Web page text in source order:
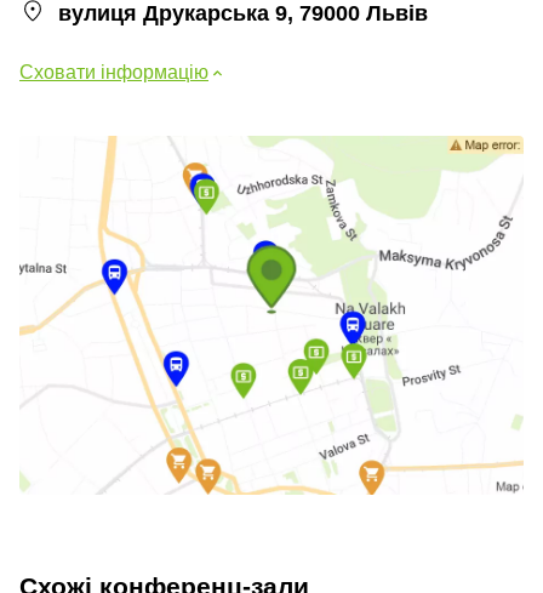
вулиця Друкарська 9, 79000 Львів
Сховати інформацію
Схожі конференц-зали